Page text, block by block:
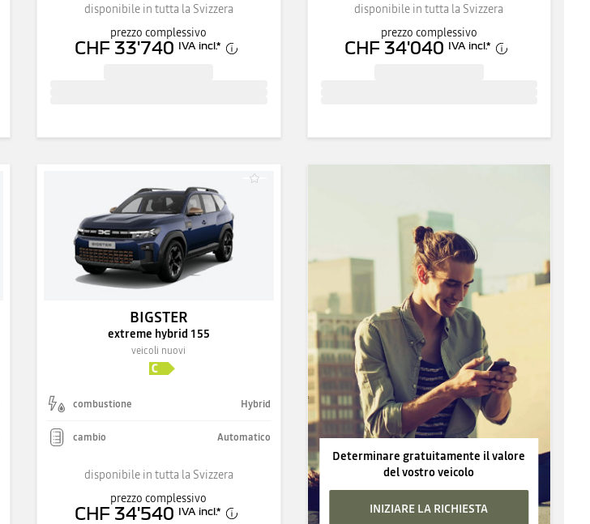
disponibile in tutta la Svizzera
prezzo complessivo
CHF 33'740 IVA incl.*
disponibile in tutta la Svizzera
prezzo complessivo
CHF 34'040 IVA incl.*
BIGSTER
extreme hybrid 155
veicoli nuovi
combustione Hybrid
cambio Automatico
disponibile in tutta la Svizzera
prezzo complessivo
CHF 34'540 IVA incl.*
Determinare gratuitamente il valore
del vostro veicolo
INIZIARE LA RICHIESTA